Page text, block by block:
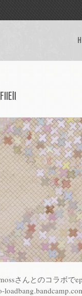
さんとのコラボで